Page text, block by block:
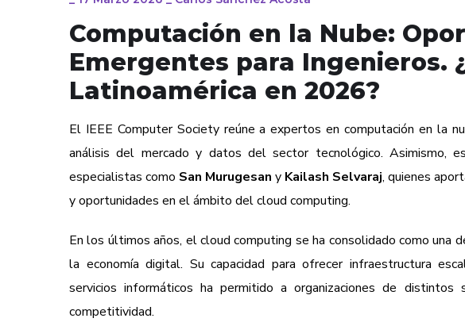
Computación en la Nube:
Emergentes para Ingenieros.
Latinoamérica en 2026?
El IEEE Computer Society reúne a expertos en computación en la
análisis del mercado y datos del sector tecnológico. Asimismo,
especialistas como San Murugesan y Kailash Selvaraj, quienes
y oportunidades en el ámbito del cloud computing.
En los últimos años, el cloud computing se ha consolidado como
la economía digital. Su capacidad para ofrecer infraestructura
servicios informáticos ha permitido a organizaciones de distintos
competitividad.